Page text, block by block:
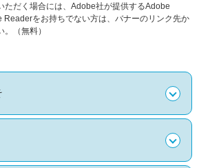
ただく場合には、Adobe社が提供するAdobe
Readerをお持ちでない方は、バナーのリンク先か
（無料）